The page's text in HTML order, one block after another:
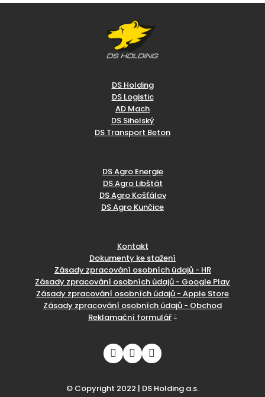
DS Holding
DS Logistic
AD Mach
DS Sihelský
DS Transport Beton
DS Agro Energie
DS Agro Libštát
DS Agro Košťálov
DS Agro Kunčice
Kontakt
Dokumenty ke stažení
Zásady zpracování osobních údajů - HR
Zásady zpracování osobních údajů - Google Play
Zásady zpracování osobních údajů - Apple Store
Zásady zpracování osobních údajů - Obchod
Reklamační formulář
© Copyright 2022 | DS Holding a.s.